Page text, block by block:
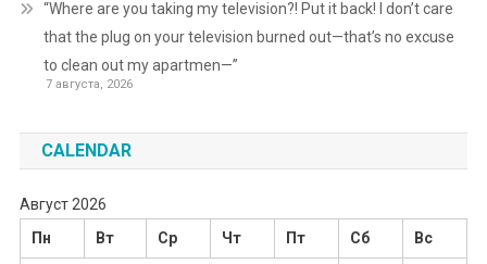
“Where are you taking my television?! Put it back! I don’t care
that the plug on your television burned out—that’s no excuse
to clean out my apartmen—”
7 августа, 2026
CALENDAR
Август 2026
Пн
Вт Ср Чт Пт Сб Вс